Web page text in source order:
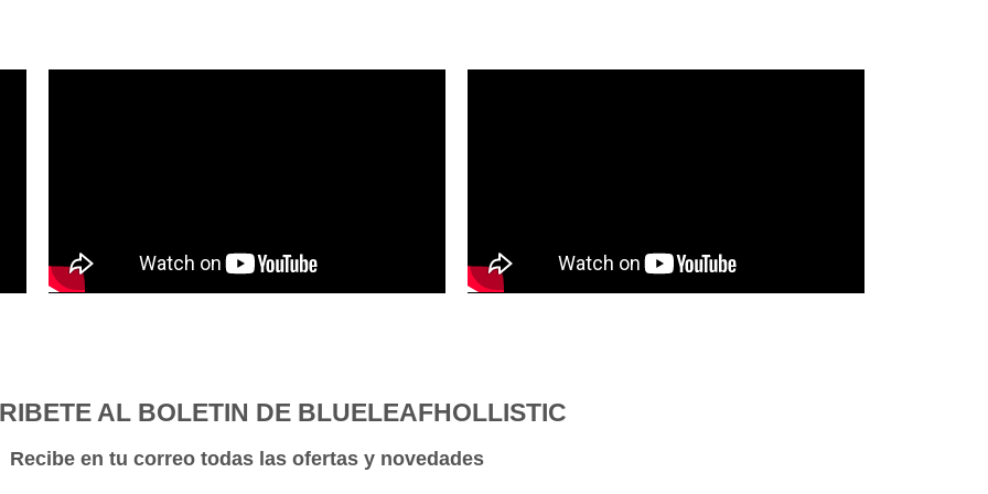
AL BOLETIN DE BLUELEAFHOLLISTIC
Recibe en tu correo todas las ofertas y novedades